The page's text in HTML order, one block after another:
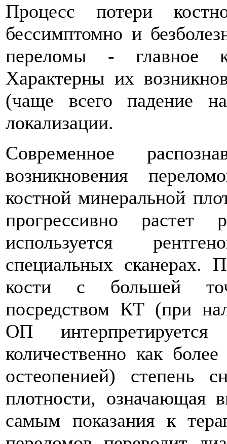
Процесс потери
бессимптомно и
переломы - главное
Характерны их
(чаще всего падение
локализации.
Современное
возникновения
костной минеральной
прогрессивно
используется
специальных сканерах.
кости с большей
посредством КТ (при
ОП
количественно как
остеопенией) степень
плотности, означающая
самым показания к